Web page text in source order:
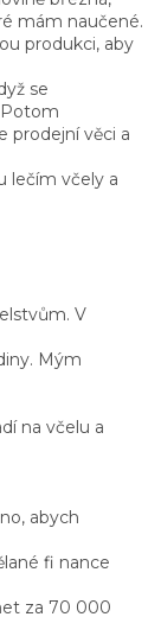
mám naučené.
produkci, aby
se
prodejní věci a
lečím včely a
V
Mým
na včelu a
abych
fi nance
za 70 000